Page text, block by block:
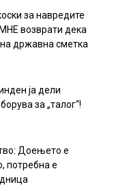
за навредите
возврати дека
државна сметка
ја дели
за „талог“!
Доењето е
потребна е